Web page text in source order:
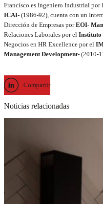
Francisco es Ingeniero Industrial por
ICAI- (1986-92), cuenta con un
Dirección de Empresas porEOI-
Relaciones Laborales por el Instituto
Negocios en HR Excellence por el
Management Development- (2010-
Compartir
Noticias relacionadas